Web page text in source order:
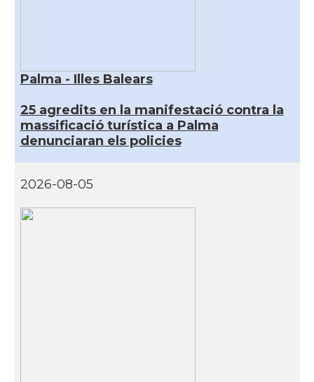
Palma - Illes Balears
25 agredits en la manifestació contra la
massificació turística a Palma
denunciaran els policies
2026-08-05